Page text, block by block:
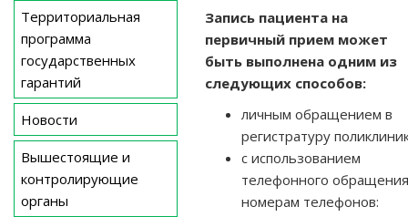
Территориальная
программа
государственных
гарантий
Новости
Вышестоящие и
контролирующие
органы
Запись пациента на
первичный прием может
быть выполнена одним из
следующих способов:
личным обращением в
регистратуру
с использованием
телефонного
номерам телефонов: